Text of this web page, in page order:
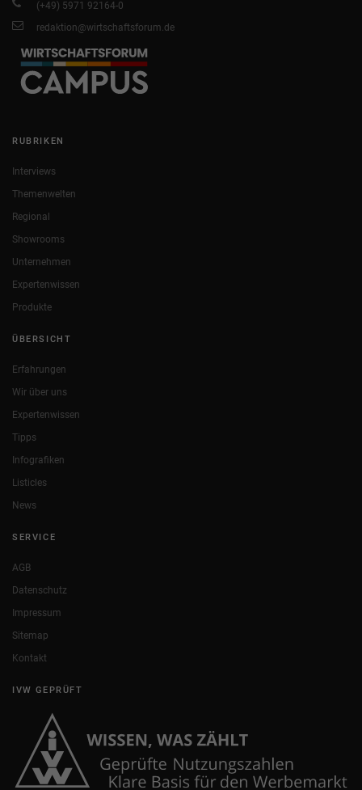
(+49) 5971 92164-0
redaktion@wirtschaftsforum.de
RUBRIKEN
Interviews
Themenwelten
Regional
Showrooms
Unternehmen
Expertenwissen
Produkte
ÜBERSICHT
Erfahrungen
Wir über uns
Expertenwissen
Tipps
Infografiken
Listicles
News
SERVICE
AGB
Datenschutz
Impressum
Sitemap
Kontakt
IVW GEPRÜFT